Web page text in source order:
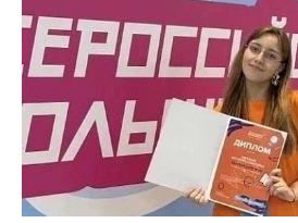
сообщили, что причиной нарушения
стал "подмыв основания покрытия
осадков". "Восстановительные работы
обязательств контракта будет
организация, которая привлекалась
коммунальные системы", срок до 15
В настоящее время приемка работ со
осуществлялась. Восстановление за
организации", - рассказали в